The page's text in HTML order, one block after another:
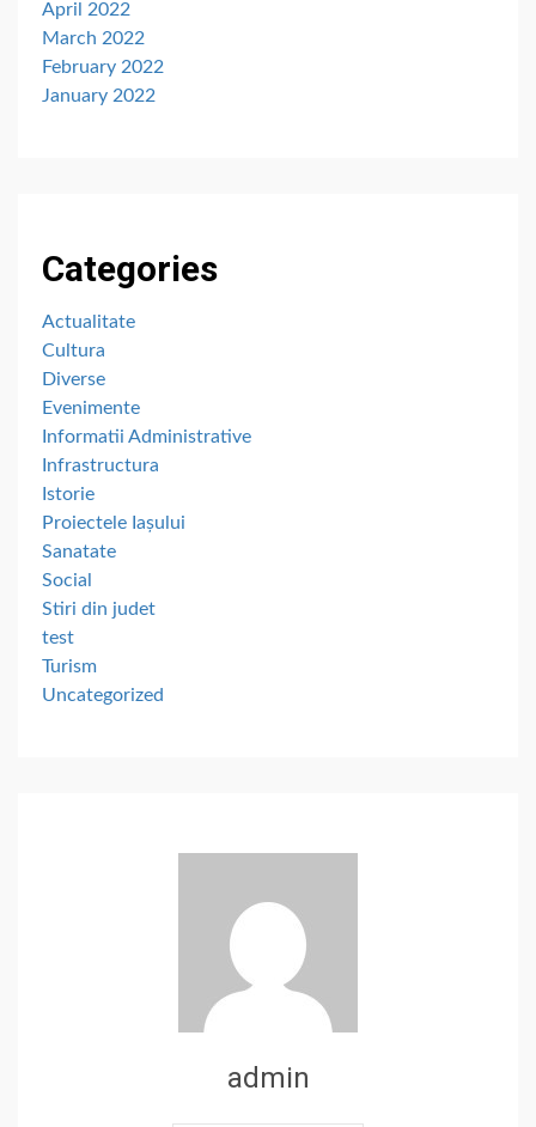
April 2022
March 2022
February 2022
January 2022
Categories
Actualitate
Cultura
Diverse
Evenimente
Informatii Administrative
Infrastructura
Istorie
Proiectele Iașului
Sanatate
Social
Stiri din judet
test
Turism
Uncategorized
admin